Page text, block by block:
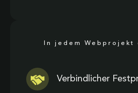
In jedem Webprojekt
Verbindlicher